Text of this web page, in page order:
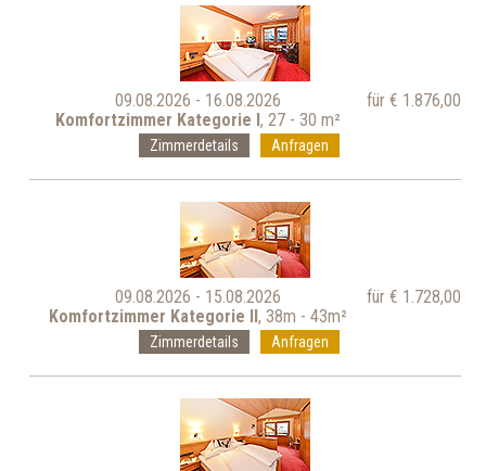
09.08.2026 - 16.08.2026
für € 1.876,00
Komfortzimmer Kategorie I, 27 - 30 m²
Zimmerdetails Anfragen
09.08.2026 - 15.08.2026
für € 1.728,00
Komfortzimmer Kategorie II, 38m - 43m²
Zimmerdetails Anfragen